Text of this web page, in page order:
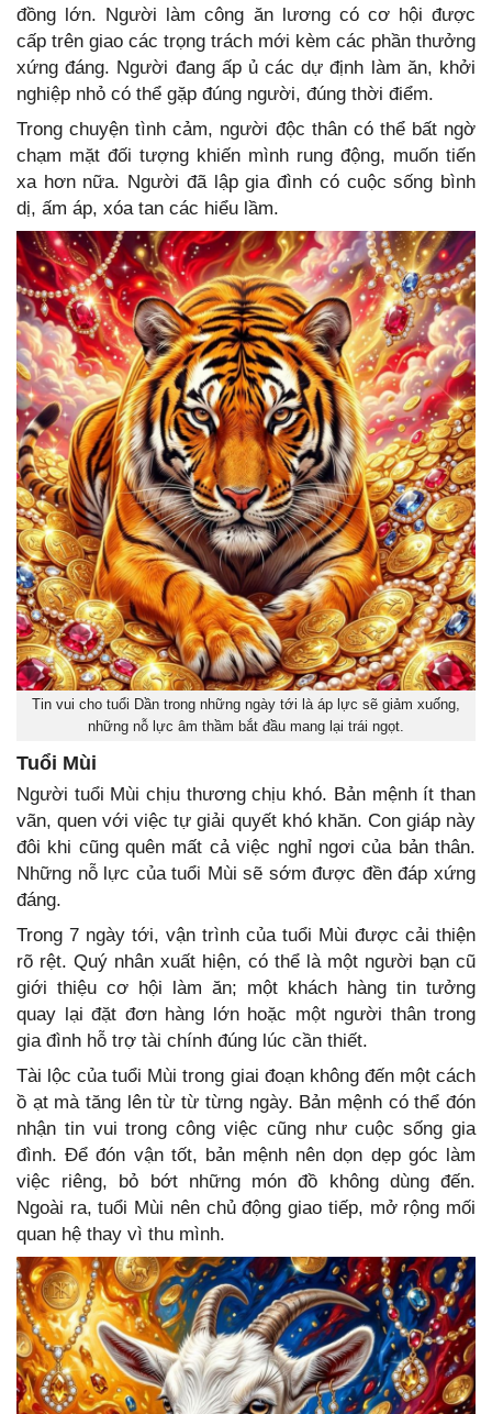
đồng lớn. Người làm công ăn lương có cơ hội được
cấp trên giao các trọng trách mới kèm các phần thưởng
xứng đáng. Người đang ấp ủ các dự định làm ăn, khởi
nghiệp nhỏ có thể gặp đúng người, đúng thời điểm.
Trong chuyện tình cảm, người độc thân có thể bất ngờ
chạm mặt đối tượng khiến mình rung động, muốn tiến
xa hơn nữa. Người đã lập gia đình có cuộc sống bình
dị, ấm áp, xóa tan các hiểu lầm.
Tin vui cho tuổi Dần trong những ngày tới là áp lực sẽ giảm xuống,
những nỗ lực âm thầm bắt đầu mang lại trái ngọt.
Tuổi Mùi
Người tuổi Mùi chịu thương chịu khó. Bản mệnh ít than
vãn, quen với việc tự giải quyết khó khăn. Con giáp này
đôi khi cũng quên mất cả việc nghỉ ngơi của bản thân.
Những nỗ lực của tuổi Mùi sẽ sớm được đền đáp xứng
đáng.
Trong 7 ngày tới, vận trình của tuổi Mùi được cải thiện
rõ rệt. Quý nhân xuất hiện, có thể là một người bạn cũ
giới thiệu cơ hội làm ăn; một khách hàng tin tưởng
quay lại đặt đơn hàng lớn hoặc một người thân trong
gia đình hỗ trợ tài chính đúng lúc cần thiết.
Tài lộc của tuổi Mùi trong giai đoạn không đến một cách
ồ ạt mà tăng lên từ từ từng ngày. Bản mệnh có thể đón
nhận tin vui trong công việc cũng như cuộc sống gia
đình. Để đón vận tốt, bản mệnh nên dọn dẹp góc làm
việc riêng, bỏ bớt những món đồ không dùng đến.
Ngoài ra, tuổi Mùi nên chủ động giao tiếp, mở rộng mối
quan hệ thay vì thu mình.